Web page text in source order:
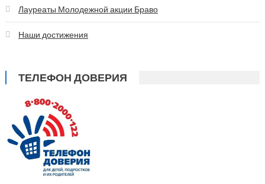
Лауреаты Молодежной акции Браво
Наши достижения
ТЕЛЕФОН ДОВЕРИЯ